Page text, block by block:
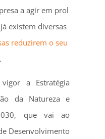
a agir em prol
existem diversas
reduzirem o seu
.
a Estratégia
da Natureza e
que vai ao
Desenvolvimento